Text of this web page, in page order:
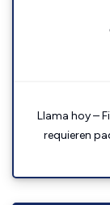
Llama hoy –
requieren